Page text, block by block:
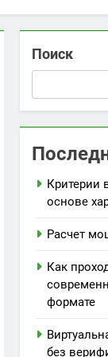
Поиск
Критерии
основе
Расчет
Как
формате
без